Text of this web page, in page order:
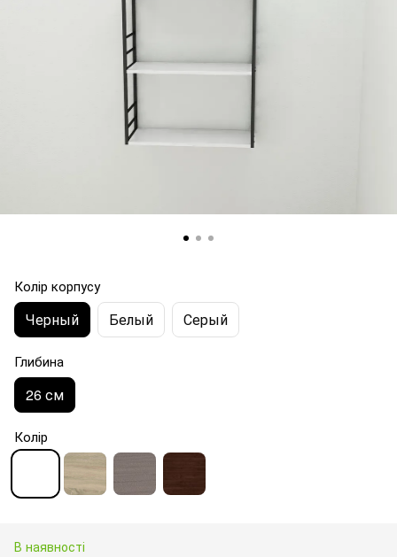
Колір корпусу
Черный Белый Серый
Глибина
26 см
Колір
В наявності